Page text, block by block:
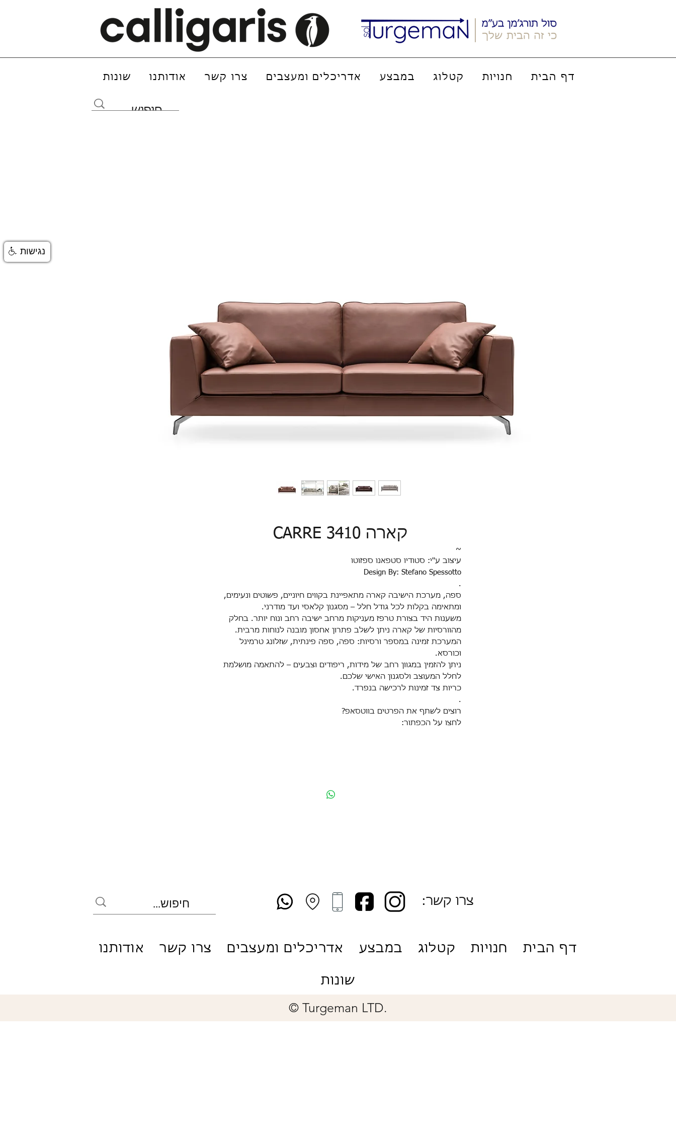
דף הבית חנויות קטלוג במבצע אדריכלים ומעצבים צרו קשר אודותנו שונות
קארה CARRE 3410
~
עיצוב ע''י: סטודיו סטפאנו ספזוטו
Design By: Stefano Spessotto
.
ספה, מערכת הישיבה קארה מתאפיינת בקווים חיוניים, פשוטים ונעימים,
ומתאימה בקלות לכל גודל חלל – מסגנון קלאסי ועד מודרני.
משענות היד בצורת טרפז מעניקות מרחב ישיבה רחב ונוח יותר. בחלק
מהוורסיות של קארה ניתן לשלב פתרון אחסון מובנה לנוחות מרבית.
המערכת זמינה במספר ורסיות: ספה, ספה פינתית, שזלונג טרמינל
וכורסא.
ניתן להזמין במגוון רחב של מידות, ריפודים וצבעים – להתאמה מושלמת
לחלל המעוצב ולסגנון האישי שלכם.
כריות צד זמינות לרכישה בנפרד.
.
רוצים לשתף את הפרטים בווטסאפ?
לחצו על הכפתור:
צרו קשר:
דף הבית חנויות קטלוג במבצע אדריכלים ומעצבים צרו קשר אודותנו
שונות
© Turgeman LTD.
נגישות